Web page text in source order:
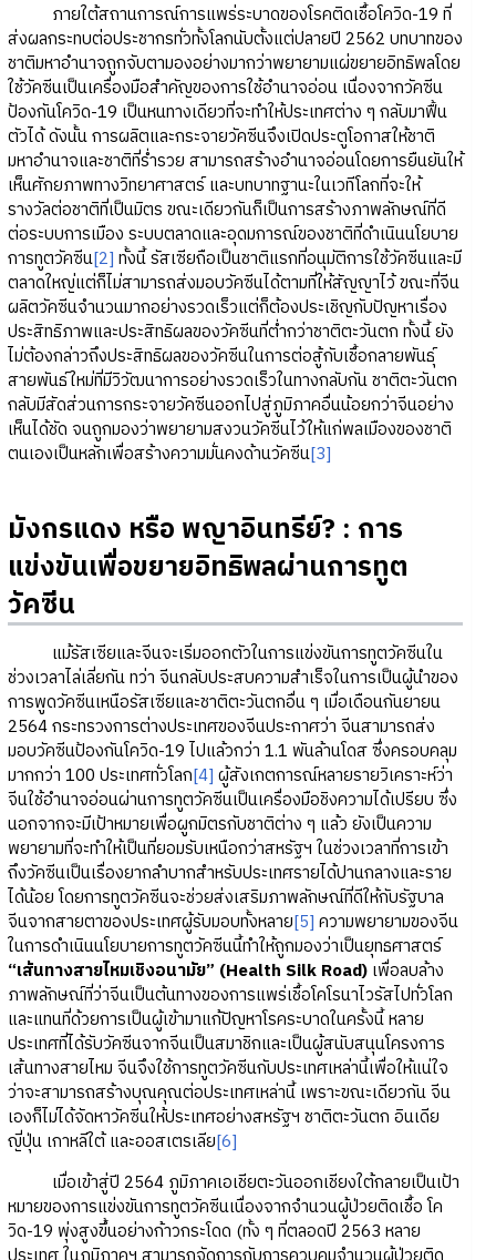
ภายใต้สถานการณ์การแพร่ระบาดของโรคติดเชื้อโควิด-19 ที่
ส่งผลกระทบต่อประชากรทั่วทั้งโลกนับตั้งแต่ปลายปี 2562 บทบาทของ
ชาติมหาอำนาจถูกจับตามองอย่างมากว่าพยายามแผ่ขยายอิทธิพลโดย
ใช้วัคซีนเป็นเครื่องมือสำคัญของการใช้อำนาจอ่อน เนื่องจากวัคซีน
ป้องกันโควิด-19 เป็นหนทางเดียวที่จะทำให้ประเทศต่าง ๆ กลับมาฟื้น
ตัวได้ ดังนั้น การผลิตและกระจายวัคซีนจึงเปิดประตูโอกาสให้ชาติ
มหาอำนาจและชาติที่ร่ำรวย สามารถสร้างอำนาจอ่อนโดยการยืนยันให้
เห็นศักยภาพทางวิทยาศาสตร์ และบทบาทฐานะในเวทีโลกที่จะให้
รางวัลต่อชาติที่เป็นมิตร ขณะเดียวกันก็เป็นการสร้างภาพลักษณ์ที่ดี
ต่อระบบการเมือง ระบบตลาดและอุดมการณ์ของชาติที่ดำเนินนโยบาย
การทูตวัคซีน[2] ทั้งนี้ รัสเซียถือเป็นชาติแรกที่อนุมัติการใช้วัคซีนและมี
ตลาดใหญ่แต่ก็ไม่สามารถส่งมอบวัคซีนได้ตามที่ให้สัญญาไว้ ขณะที่จีน
ผลิตวัคซีนจำนวนมากอย่างรวดเร็วแต่ก็ต้องประเชิญกับปัญหาเรื่อง
ประสิทธิภาพและประสิทธิผลของวัคซีนที่ต่ำกว่าชาติตะวันตก ทั้งนี้ ยัง
ไม่ต้องกล่าวถึงประสิทธิผลของวัคซีนในการต่อสู้กับเชื้อกลายพันธุ์
สายพันธ์ใหม่ที่มีวิวัฒนาการอย่างรวดเร็วในทางกลับกัน ชาติตะวันตก
กลับมีสัดส่วนการกระจายวัคซีนออกไปสู่ภูมิภาคอื่นน้อยกว่าจีนอย่าง
เห็นได้ชัด จนถูกมองว่าพยายามสงวนวัคซีนไว้ให้แก่พลเมืองของชาติ
ตนเองเป็นหลักเพื่อสร้างความมั่นคงด้านวัคซีน[3]
มังกรแดง หรือ พญาอินทรีย์? : การ
แข่งขันเพื่อขยายอิทธิพลผ่านการทูต
วัคซีน
แม้รัสเซียและจีนจะเริ่มออกตัวในการแข่งขันการทูตวัคซีนใน
ช่วงเวลาไล่เลี่ยกัน ทว่า จีนกลับประสบความสำเร็จในการเป็นผู้นำของ
การพูดวัคซีนเหนือรัสเซียและชาติตะวันตกอื่น ๆ เมื่อเดือนกันยายน
2564 กระทรวงการต่างประเทศของจีนประกาศว่า จีนสามารถส่ง
มอบวัคซีนป้องกันโควิด-19 ไปแล้วกว่า 1.1 พันล้านโดส ซึ่งครอบคลุม
มากกว่า 100 ประเทศทั่วโลก[4] ผู้สังเกตการณ์หลายรายวิเคราะห์ว่า
จีนใช้อำนาจอ่อนผ่านการทูตวัคซีนเป็นเครื่องมือชิงความได้เปรียบ ซึ่ง
นอกจากจะมีเป้าหมายเพื่อผูกมิตรกับชาติต่าง ๆ แล้ว ยังเป็นความ
พยายามที่จะทำให้เป็นที่ยอมรับเหนือกว่าสหรัฐฯ ในช่วงเวลาที่การเข้า
ถึงวัคซีนเป็นเรื่องยากลำบากสำหรับประเทศรายได้ปานกลางและราย
ได้น้อย โดยการทูตวัคซีนจะช่วยส่งเสริมภาพลักษณ์ที่ดีให้กับรัฐบาล
จีนจากสายตาของประเทศผู้รับมอบทั้งหลาย[5] ความพยายามของจีน
ในการดำเนินนโยบายการทูตวัคซีนนี้ทำให้ถูกมองว่าเป็นยุทธศาสตร์
“เส้นทางสายไหมเชิงอนามัย” (Health Silk Road)เพื่อลบล้าง
ภาพลักษณ์ที่ว่าจีนเป็นต้นทางของการแพร่เชื้อโคโรนาไวรัสไปทั่วโลก
และแทนที่ด้วยการเป็นผู้เข้ามาแก้ปัญหาโรคระบาดในครั้งนี้ หลาย
ประเทศที่ได้รับวัคซีนจากจีนเป็นสมาชิกและเป็นผู้สนับสนุนโครงการ
เส้นทางสายไหม จีนจึงใช้การทูตวัคซีนกับประเทศเหล่านี้เพื่อให้แน่ใจ
ว่าจะสามารถสร้างบุณคุณต่อประเทศเหล่านี้ เพราะขณะเดียวกัน จีน
เองก็ไม่ได้จัดหาวัคซีนให้ประเทศอย่างสหรัฐฯ ชาติตะวันตก อินเดีย
ญี่ปุ่น เกาหลีใต้ และออสเตรเลีย[6]
เมื่อเข้าสู่ปี 2564 ภูมิภาคเอเชียตะวันออกเชียงใต้กลายเป็นเป้า
หมายของการแข่งขันการทูตวัคซีนเนื่องจากจำนวนผู้ป่วยติดเชื้อ โค
วิด-19 พุ่งสูงขึ้นอย่างก้าวกระโดด (ทั้ง ๆ ที่ตลอดปี 2563 หลาย